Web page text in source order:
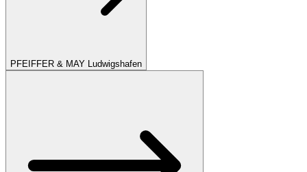
PFEIFFER & MAY Ludwigshafen